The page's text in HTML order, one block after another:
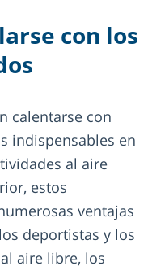
con los
calentarse con
indispensables en
al aire
estos
ventajas
deportistas y los
aire libre, los